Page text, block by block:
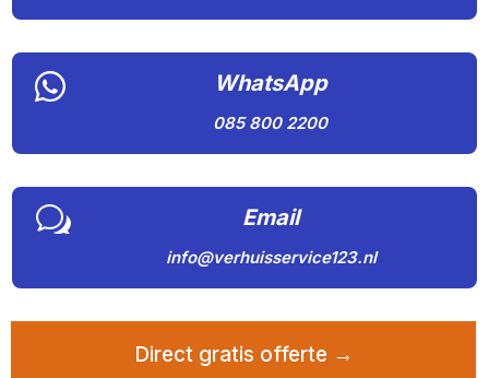
 WhatsApp
085 800 2200
w Email
info@verhuisservice123.nl
Direct gratis offerte →